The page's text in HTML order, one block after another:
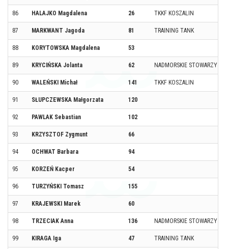
86 HALAJKO Magdalena 26 TKKF KOSZALIN
87 MARKWANT Jagoda 81 TRAINING TANK
88 KORYTOWSKA Magdalena 53
89 KRYCIŃSKA Jolanta 62 NADMORSKIE
90 WALEŃSKI Michał 141 TKKF KOSZALIN
91 SŁUPCZEWSKA Małgorzata 120
92 PAWLAK Sebastian 102
93 KRZYSZTOF Zygmunt 66
94 OCHWAT Barbara 94
95 KORZEŃ Kacper 54
96 TURZYŃSKI Tomasz 155
97 KRAJEWSKI Marek 60
98 TRZECIAK Anna 136 NADMORSKIE
99 KIRAGA Iga 47 TRAINING TANK